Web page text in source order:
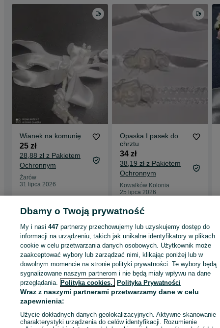
Wianek na komunię
25 zł
28,88 zł z Pakietem
Ochronnym
Żarów
31 lipca 2026
Opaska I pasek do
chrztu
34 zł
38,19 zł z Pakietem
Ochronnym
Kowalków Kolonia
25 lipca 2026
Strona główna Dla Dzieci Ubranka dla dziewczynek Komunia
Komunia -
Mazowieckie
Komunia - Kroczów Mniejszy
KATEGORIA
ID:959892726 Wyświetlenia:
Kup
Dbamy o Twoją prywatność
My i nasi447 partnerzy przechowujemy lub uzyskujemy dostęp do
informacji na urządzeniu, takich jak unikalne identyfikatory w plikach
cookie w celu przetwarzania danych osobowych. Użytkownik może
zaakceptować wybory lub zarządzać nimi, klikając poniżej lub w
dowolnym momencie na stronie polityki prywatności. Te wybory będą
sygnalizowane naszym partnerom i nie będą miały wpływu na dane
przeglądania. Polityka cookies, Polityka Prywatności
Wraz z naszymi partnerami przetwarzamy dane w celu
zapewnienia:
Użycie dokładnych danych geolokalizacyjnych. Aktywne skanowanie
charakterystyki urządzenia do celów identyfikacji. Rozumienie